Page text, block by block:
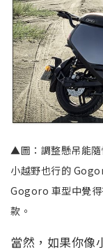
▲圖：調整懸吊能隨
小越野也行的
Gogoro 車型中覺得
款。
當然，如果你像